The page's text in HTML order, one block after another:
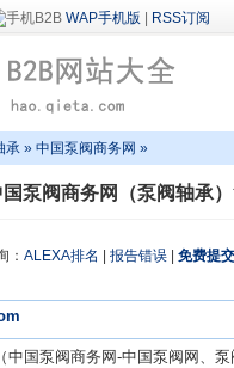
WAP手机版 RSS订阅
承 » 中国泵阀商务网 »
国泵阀商务网（泵阀轴承
： ALEXA排名 报告错误 免费提交
（中国泵阀商务网-中国泵阀网、